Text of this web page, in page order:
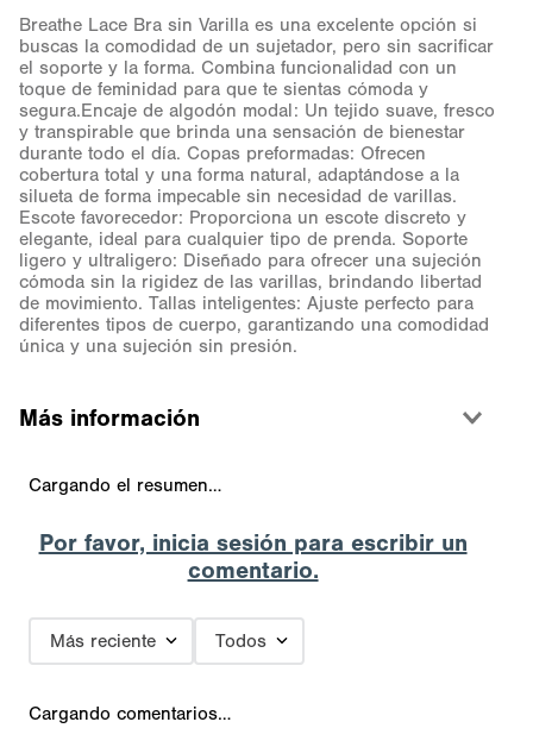
Breathe Lace Bra sin Varilla es una excelente opción si
buscas la comodidad de un sujetador, pero sin sacrificar
el soporte y la forma. Combina funcionalidad con un
toque de feminidad para que te sientas cómoda y
segura.Encaje de algodón modal: Un tejido suave, fresco
y transpirable que brinda una sensación de bienestar
durante todo el día. Copas preformadas: Ofrecen
cobertura total y una forma natural, adaptándose a la
silueta de forma impecable sin necesidad de varillas.
Escote favorecedor: Proporciona un escote discreto y
elegante, ideal para cualquier tipo de prenda. Soporte
ligero y ultraligero: Diseñado para ofrecer una sujeción
cómoda sin la rigidez de las varillas, brindando libertad
de movimiento. Tallas inteligentes: Ajuste perfecto para
diferentes tipos de cuerpo, garantizando una comodidad
única y una sujeción sin presión.
Más información
Cargando el resumen…
Por favor, inicia sesión para escribir un
comentario.
Más reciente Todos
Cargando comentarios…